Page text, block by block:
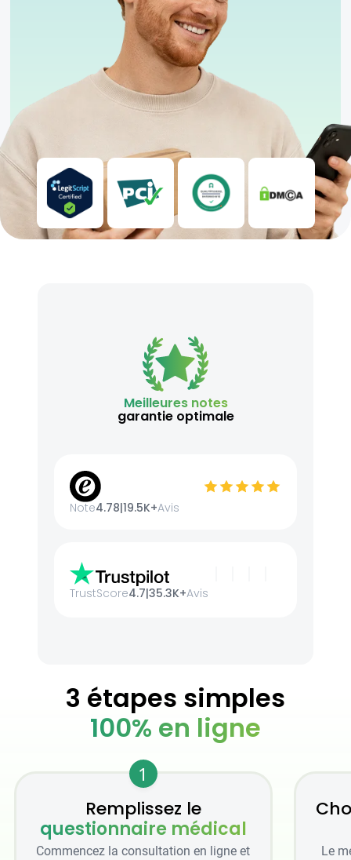
Meilleures notes
garantie optimale
Note4.78|19.5K+Avis
TrustScore4.7|35.3K+Avis
3 étapes simples
100% en ligne
1
Remplissez le
questionnaire médical
Commencez la consultation en ligne et
Le